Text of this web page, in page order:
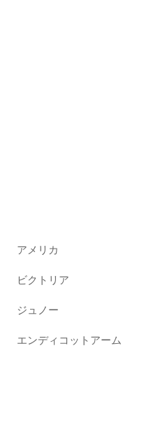
アメリカ
ビクトリア
ジュノー
エンディコットアーム